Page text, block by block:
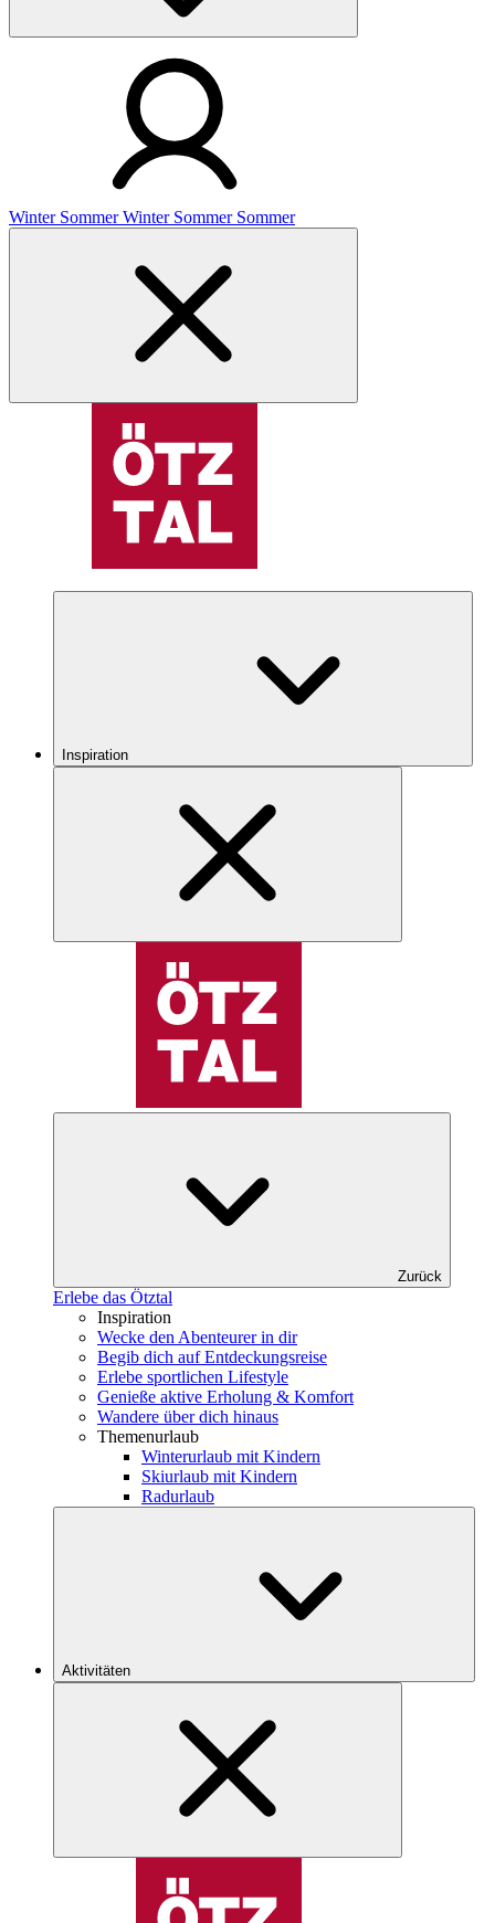
Winter Sommer Winter Sommer Sommer
Inspiration
Zurück
Erlebe das Ötztal
Inspiration
Wecke den Abenteurer in dir
Begib dich auf Entdeckungsreise
Erlebe sportlichen Lifestyle
Genieße aktive Erholung & Komfort
Wandere über dich hinaus
Themenurlaub
Winterurlaub mit Kindern
Skiurlaub mit Kindern
Radurlaub
Aktivitäten